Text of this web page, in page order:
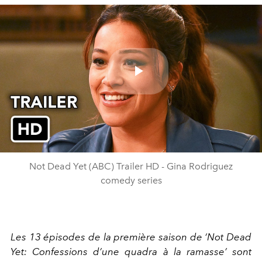
Play
Video
Not Dead Yet (ABC) Trailer HD - Gina Rodriguez
comedy series
Les 13 épisodes de la première saison de ‘Not Dead
Yet: Confessions d’une quadra à la ramasse’ sont